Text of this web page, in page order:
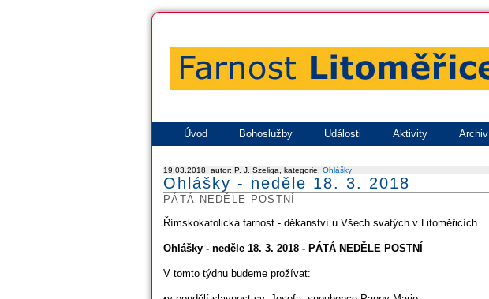
Úvod Bohoslužby Události Aktivity Archiv
19.03.2018, autor: P. J. Szeliga, kategorie: Ohlášky
Ohlášky - neděle 18. 3. 2018
PÁTÁ NEDĚLE POSTNÍ
Římskokatolická farnost - děkanství u Všech svatých v Litoměřicích
Ohlášky - neděle 18. 3. 2018 - PÁTÁ NEDĚLE POSTNÍ
V tomto týdnu budeme prožívat: